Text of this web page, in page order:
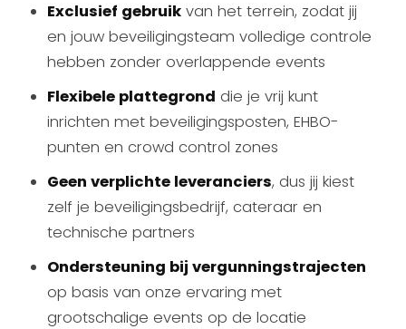
Exclusief gebruik van het terrein, zodat jij
en jouw beveiligingsteam volledige controle
hebben zonder overlappende events
Flexibele plattegrond die je vrij kunt
inrichten met beveiligingsposten, EHBO-
punten en crowd control zones
Geen verplichte leveranciers, dus jij kiest
zelf je beveiligingsbedrijf, cateraar en
technische partners
Ondersteuning bij vergunningstrajecten
op basis van onze ervaring met
grootschalige events op de locatie